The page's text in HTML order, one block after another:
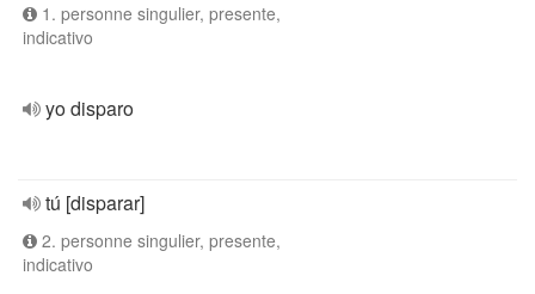
1. personne singulier, presente,
indicativo
yo disparo
tú [disparar]
2. personne singulier, presente,
indicativo